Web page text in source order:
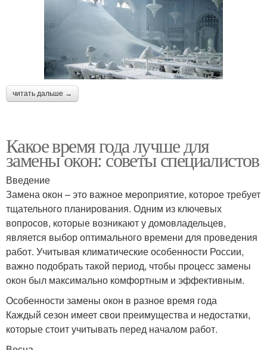
читать дальше →
Какое время года лучше для
замены окон: советы специалистов
Введение
Замена окон – это важное мероприятие, которое требует
тщательного планирования. Одним из ключевых
вопросов, которые возникают у домовладельцев,
является выбор оптимального времени для проведения
работ. Учитывая климатические особенности России,
важно подобрать такой период, чтобы процесс замены
окон был максимально комфортным и эффективным.
Особенности замены окон в разное время года
Каждый сезон имеет свои преимущества и недостатки,
которые стоит учитывать перед началом работ.